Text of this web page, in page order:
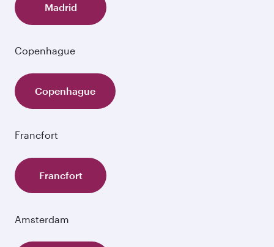
Madrid
Copenhague
Copenhague
Francfort
Francfort
Amsterdam